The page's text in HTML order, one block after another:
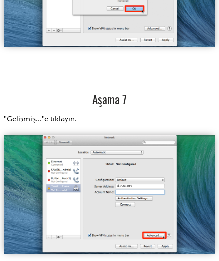
Aşama 7
"Gelişmiş..."e tıklayın.
Trust....lbania al.trust.zone